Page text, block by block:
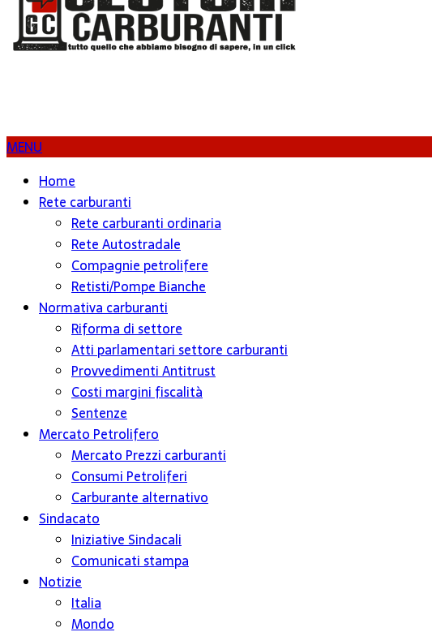
MENU
Home
Rete carburanti
Rete carburanti ordinaria
Rete Autostradale
Compagnie petrolifere
Retisti/Pompe Bianche
Normativa carburanti
Riforma di settore
Atti parlamentari settore carburanti
Provvedimenti Antitrust
Costi margini fiscalità
Sentenze
Mercato Petrolifero
Mercato Prezzi carburanti
Consumi Petroliferi
Carburante alternativo
Sindacato
Iniziative Sindacali
Comunicati stampa
Notizie
Italia
Mondo